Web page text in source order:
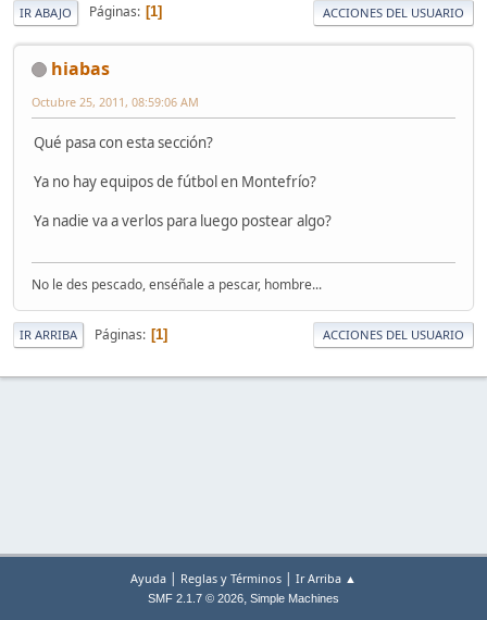
IR ABAJO Páginas 1 ACCIONES DEL USUARIO
hiabas
Octubre 25, 2011, 08:59:06 AM
Qué pasa con esta sección?
Ya no hay equipos de fútbol en Montefrío?
Ya nadie va a verlos para luego postear algo?
No le des pescado, enséñale a pescar, hombre...
IR ARRIBA Páginas 1 ACCIONES DEL USUARIO
Ayuda | Reglas y Términos | Ir Arriba ▲
SMF 2.1.7 © 2026, Simple Machines